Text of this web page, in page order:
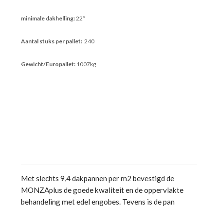
minimale dakhelling:22º
Aantal stuks per pallet:240
Gewicht/Europallet:1007kg
Met slechts 9,4 dakpannen per m2 bevestigd de
MONZAplus de goede kwaliteit en de oppervlakte
behandeling met edel engobes. Tevens is de pan